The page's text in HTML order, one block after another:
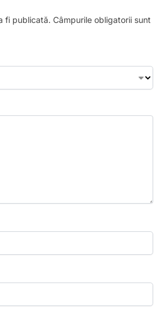
fi publicată. Câmpurile obligatorii sunt